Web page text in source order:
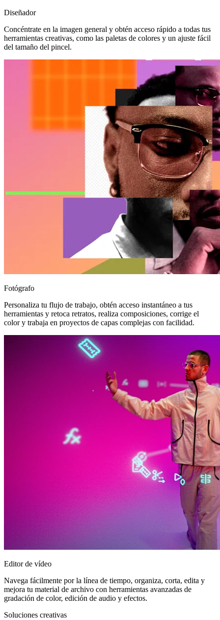
Diseñador
Concéntrate en la imagen general y obtén acceso rápido a todas tus
herramientas creativas, como las paletas de colores y un ajuste fácil
del tamaño del pincel.
Fotógrafo
Personaliza tu flujo de trabajo, obtén acceso instantáneo a tus
herramientas y retoca retratos, realiza composiciones, corrige el
color y trabaja en proyectos de capas complejas con facilidad.
Editor de vídeo
Navega fácilmente por la línea de tiempo, organiza, corta, edita y
mejora tu material de archivo con herramientas avanzadas de
gradación de color, edición de audio y efectos.
Soluciones creativas